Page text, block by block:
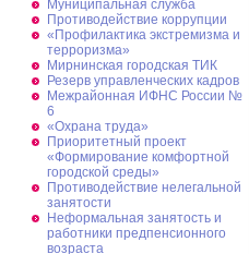
Муниципальная cлужба
Противодействие коррупции
«Профилактика экстремизма и
терроризма»
Мирнинская городская ТИК
Резерв управленческих кадров
Межрайонная ИФНС России №
6
«Охрана труда»
Приоритетный проект
«Формирование комфортной
городской среды»
Противодействие нелегальной
занятости
Неформальная занятость и
работники предпенсионного
возраста